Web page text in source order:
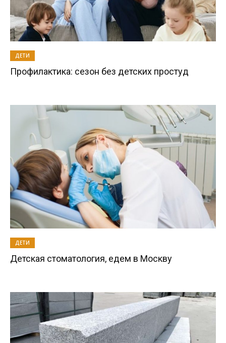
ДЕТИ
Профилактика: сезон без детских простуд
ДЕТИ
Детская стоматология, едем в Москву